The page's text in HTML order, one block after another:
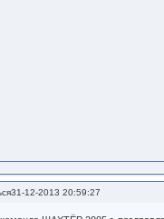
31-12-2013 20:59:27